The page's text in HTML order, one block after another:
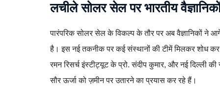
लचीले सोलर सेल पर भारतीय
पारंपरिक सोलर सेल के विकल्प के तौर पर अब वैज्ञानिकों ने
है। इस नई तकनीक पर कई संस्थानों की टीमें मिलकर शोध कर
रमन रिसर्च इंस्टीट्यूट के प्रो. संदीप कुमार, और नई दिल्ली की
सौर ऊर्जा को ज़मीन पर उतारने का प्रयास कर रहे हैं।